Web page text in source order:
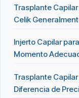
Trasplante Capilar
Celik
Injerto Capilar
Momento
Trasplante
Diferencia de